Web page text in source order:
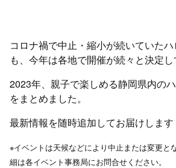
コロナ禍で中止・縮小が続いていた
も、今年は各地で開催が続々と決定し
2023年、親子で楽しめる静岡県内の
をまとめました。
最新情報を随時追加してお届けします
※イベントは天候などにより中止または変更と
細は各イベント事務局にお問合せください。